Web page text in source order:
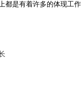
都是有着许多的体现工作